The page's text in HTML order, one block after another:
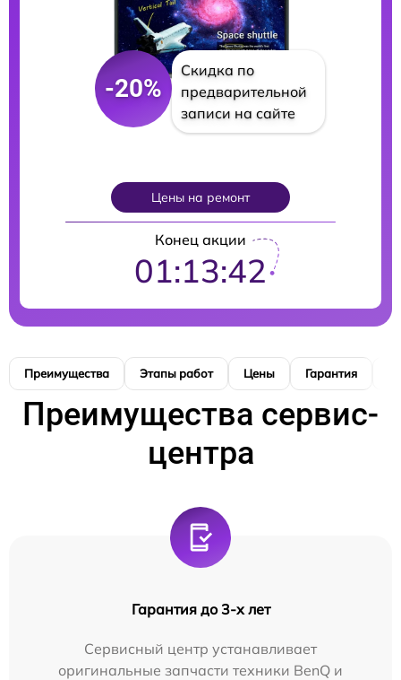
-20%
Скидка по
предварительной
записи на сайте
Цены на ремонт
Конец акции
01:13:41
Преимущества Этапы работ Цены Гарантия
Преимущества сервис-
центра
Гарантия до 3-х лет
Сервисный центр устанавливает
оригинальные запчасти техники BenQ и